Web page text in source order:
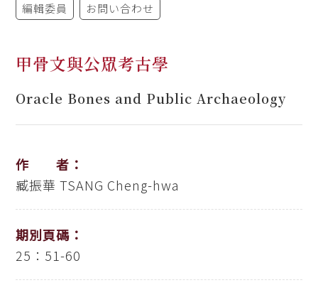
編輯委員 お問い合わせ
甲骨文與公眾考古學
Oracle Bones and Public Archaeology
作 者：
臧振華 TSANG Cheng-hwa
期別頁碼：
25：51-60